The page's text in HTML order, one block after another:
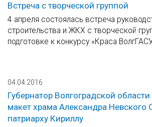
Встреча с творческой группой
4 апреля состоялась встреча
строительства и ЖКХ с творческой
подготовке к конкурсу «Краса
04.04.2016
Губернатор Волгоградской
макет храма Александра Невского
патриарху Кириллу